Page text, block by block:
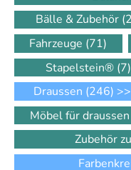
Bälle & Zubehör
Fahrzeuge (71)
Stapelstein® (7)
Draussen (246) >>
Möbel für draussen
Zubehör